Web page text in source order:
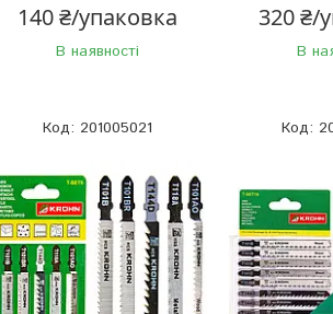
140 ₴/упаковка
В наявності
320 ₴/
В
201005021